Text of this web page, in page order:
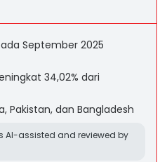
September 2025
34,02% dari
Pakistan, dan Bangladesh
AI-assisted and reviewed by